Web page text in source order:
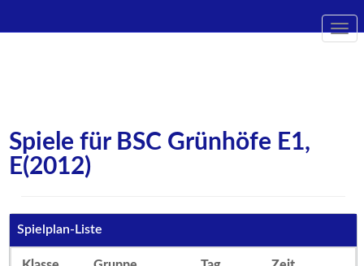
Spiele für BSC Grünhöfe E1,
E(2012)
Spielplan-Liste